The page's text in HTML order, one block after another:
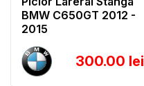
BMW C650GT 2012 -
2015
300.00 lei